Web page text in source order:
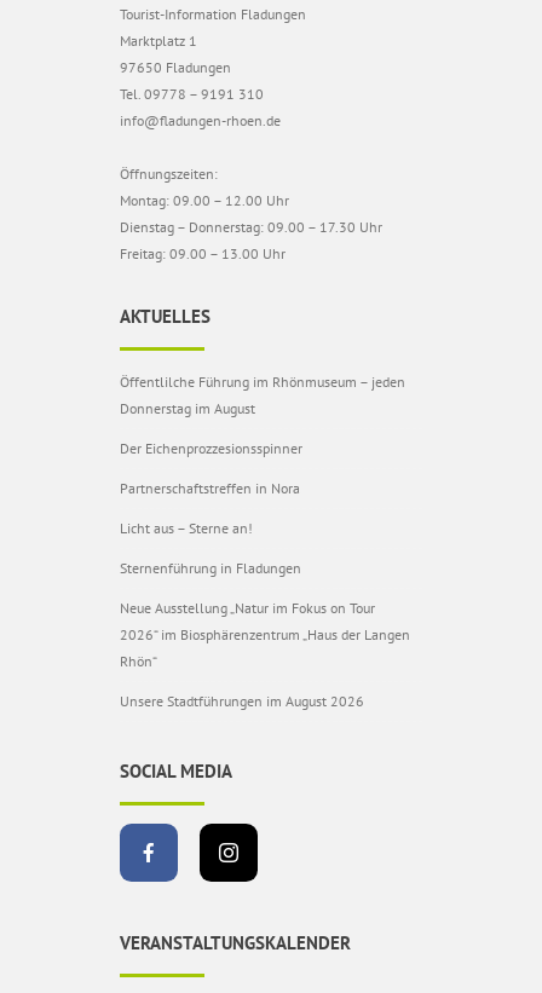
Tourist-Information Fladungen
Marktplatz 1
97650 Fladungen
Tel. 09778 – 9191 310
info@fladungen-rhoen.de
Öffnungszeiten:
Montag: 09.00 – 12.00 Uhr
Dienstag – Donnerstag: 09.00 – 17.30 Uhr
Freitag: 09.00 – 13.00 Uhr
AKTUELLES
Öffentlilche Führung im Rhönmuseum – jeden
Donnerstag im August
Der Eichenprozzesionsspinner
Partnerschaftstreffen in Nora
Licht aus – Sterne an!
Sternenführung in Fladungen
Neue Ausstellung „Natur im Fokus on Tour
2026“ im Biosphärenzentrum „Haus der Langen
Rhön“
Unsere Stadtführungen im August 2026
SOCIAL MEDIA
VERANSTALTUNGSKALENDER